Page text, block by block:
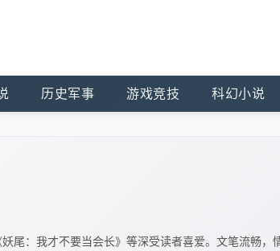
历史军事 游戏竞技 科幻小说
尾：我才不要当会长》等深受读者喜爱。文笔流畅，